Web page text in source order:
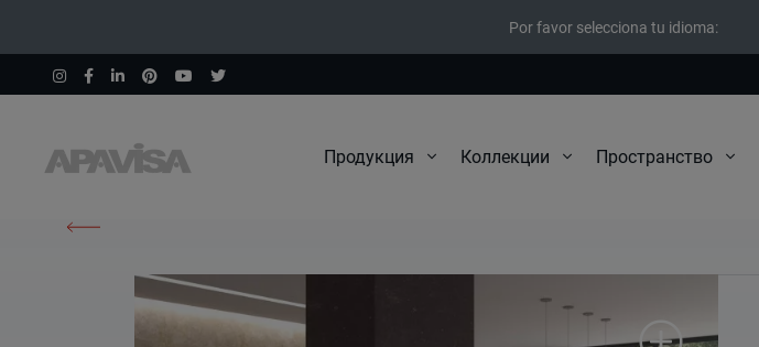
Por favor selecciona tu idioma:
Продукция Коллекции Пространство